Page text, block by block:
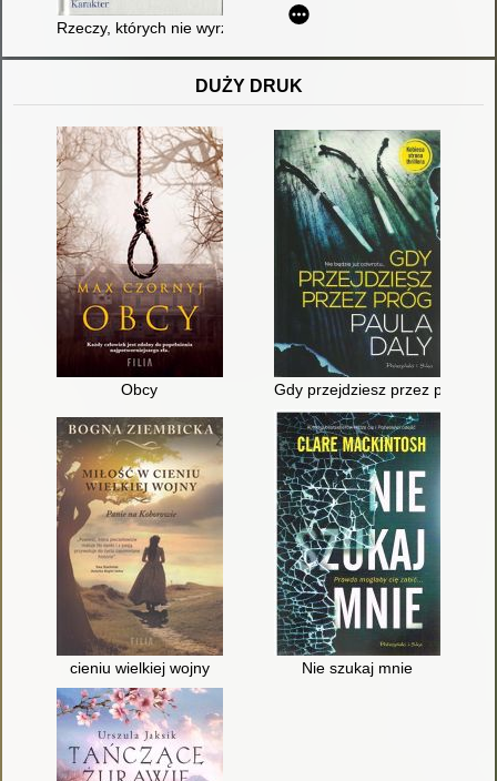
Rzeczy, których nie wyrzuciłem
DUŻY DRUK
Obcy Gdy przejdziesz przez próg
cieniu wielkiej wojny Nie szukaj mnie